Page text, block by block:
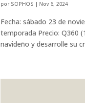
por SOPHOS | Nov 6, 2024
Fecha: sábado 23 de
temporada Precio: Q360
navideño y desarrolle su